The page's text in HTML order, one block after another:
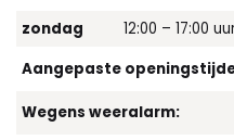
zondag
12:00 – 17:00
Aangepaste
Wegens weeralarm: